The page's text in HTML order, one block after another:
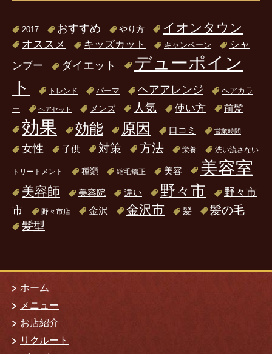
2017 おすすめ やり方 イオンタウン
オススメ キッズカット キャンペーン
シャ
ンプー
ダイエット
デューポイン
ト
トレンド パーマ ヘアアレンジ
ヘアカラ
ー
ヘアセット メンズ 人気 使い方 前髪
効果 効能 原因 口コミ 営業時間
女性 子供 対策 方法 栄養 洗い流さない
トリートメント 種類 縮毛矯正 美容 美容室
美容師 美容院 違い 野々市
野々市
市
野々市店 金沢 金沢市 髪
髪の毛
髪型
ホーム
メニュー
お店紹介
リクルート